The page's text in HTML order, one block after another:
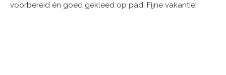
voorbereid én goed gekleed op pad. Fijne vakantie!